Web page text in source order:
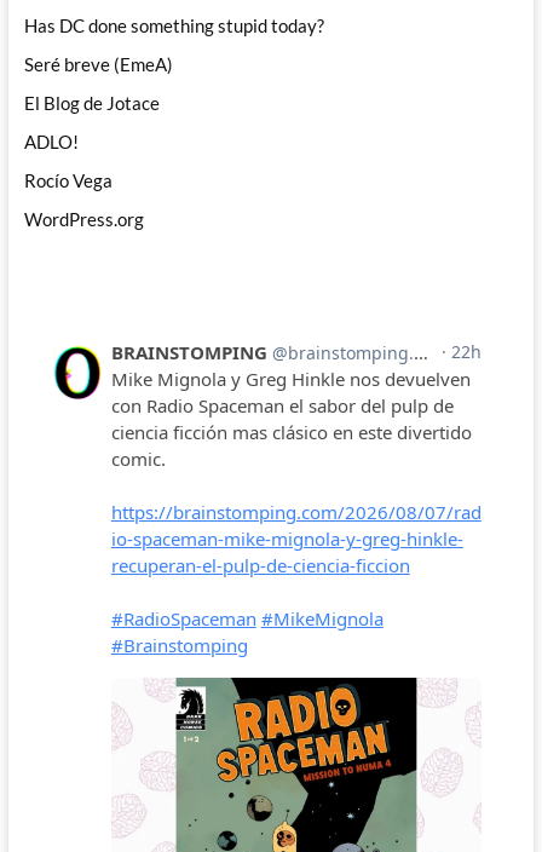
Has DC done something stupid today?
Seré breve (EmeA)
El Blog de Jotace
ADLO!
Rocío Vega
WordPress.org